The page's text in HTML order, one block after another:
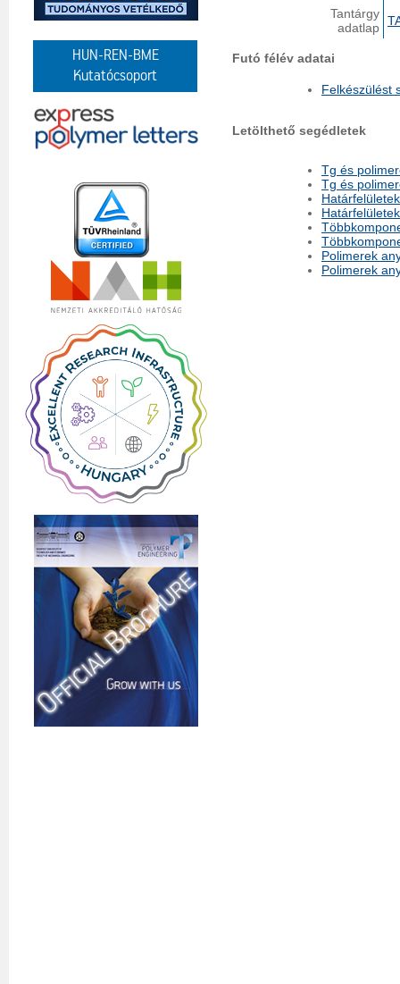
HUN-REN-BME
Kutatócsoport
Tantárgy
adatlap
Futó félév adatai
Felkészülést
Letölthető segédletek
Tg és
Tg és
Polimerek
Polimerek